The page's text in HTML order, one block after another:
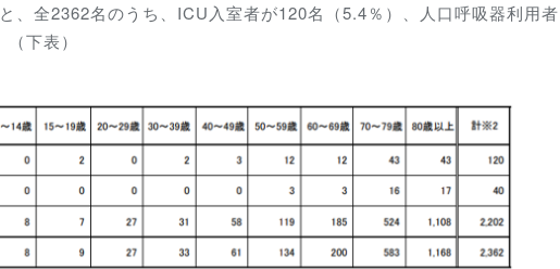
、全2362名のうち、ICU入室者が120名（5.4％）、人口呼吸器利用者
下表）